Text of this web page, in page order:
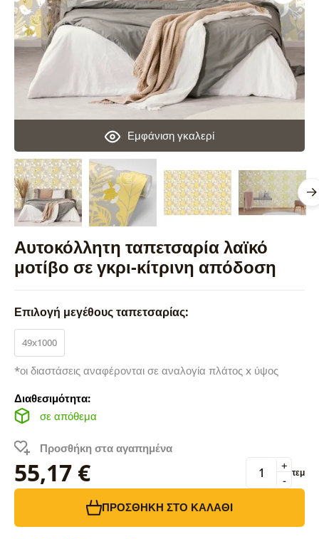
Αυτοκόλλητη ταπετσαρία λαϊκό
μοτίβο σε γκρι-κίτρινη απόδοση
Εμφάνιση γκαλερί
Επιλογή μεγέθους ταπετσαρίας:
49x1000
*οι διαστάσεις αναφέρονται σε αναλογία πλάτος x ύψος
Διαθεσιμότητα:
σε απόθεμα
Προσθήκη στα αγαπημένα
55,17 € -
+ τεμ
ΠΡΟΣΘΉΚΗ ΣΤΟ ΚΑΛΆΘΙ